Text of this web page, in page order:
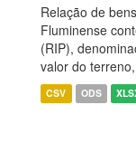
Relação de
Fluminense
(RIP),
valor do
CSV ODS